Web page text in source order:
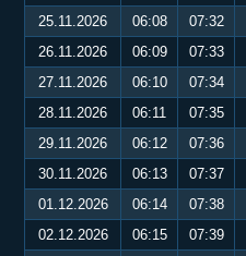
25.11.2026
06:08 07:32
26.11.2026
06:09 07:33
27.11.2026
06:10 07:34
28.11.2026
06:11 07:35
29.11.2026
06:12 07:36
30.11.2026
06:13 07:37
01.12.2026
06:14 07:38
02.12.2026
06:15 07:39